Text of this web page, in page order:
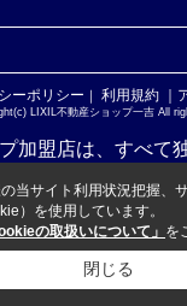
ーポリシー ｜ 利用規約 ｜
LIXIL不動産ショップ一吉 All
加盟店は、すべて
当サイト利用状況把握、
）を使用しています。
の取扱いについて」 を
閉じる